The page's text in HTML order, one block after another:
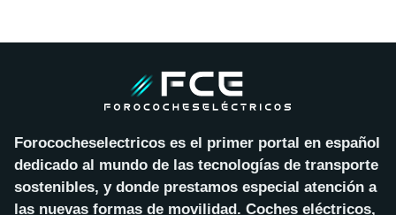
Forococheselectricos es el primer portal en español
dedicado al mundo de las tecnologías de transporte
sostenibles, y donde prestamos especial atención a
las nuevas formas de movilidad. Coches eléctricos,